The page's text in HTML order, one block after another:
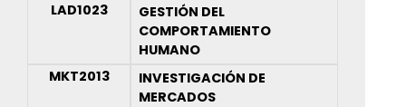
LAD1023
GESTIÓN DEL
COMPORTAMIENTO
HUMANO
MKT2013
INVESTIGACIÓN DE
MERCADOS